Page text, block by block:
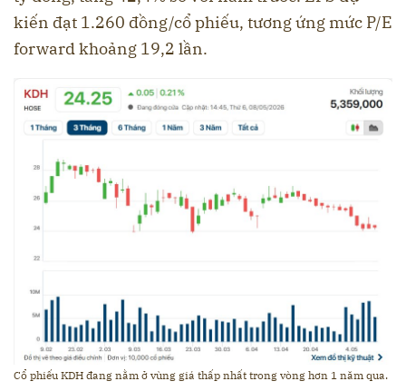
kiến đạt 1.260 đồng/cổ phiếu, tương ứng mức P/E
forward khoảng 19,2 lần.
Cổ phiếu KDH đang nằm ở vùng giá thấp nhất trong vòng hơn 1 năm qua.